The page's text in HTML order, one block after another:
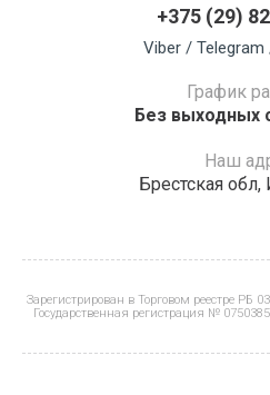
+375 (29)
Viber /
График
Без выходных
Наш
Брестская
Зарегистрирован в Торговом реестре РБ
Государственная регистрация №